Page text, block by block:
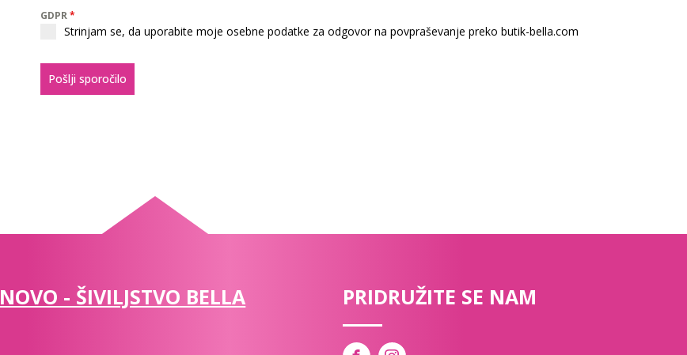
GDPR*
Strinjam se, da uporabite moje osebne podatke za odgovor na povpraševanje preko butik-bella.com
Pošlji sporočilo
NOVO - ŠIVILJSTVO BELLA PRIDRUŽITE SE NAM